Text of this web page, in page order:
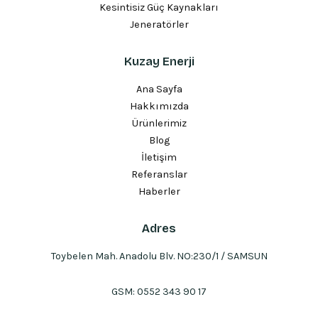
Kesintisiz Güç Kaynakları
Jeneratörler
Kuzay Enerji
Ana Sayfa
Hakkımızda
Ürünlerimiz
Blog
İletişim
Referanslar
Haberler
Adres
Toybelen Mah. Anadolu Blv. NO:230/1 / SAMSUN
GSM: 0552 343 90 17